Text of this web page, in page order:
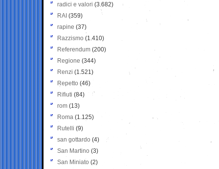
radici e valori (3.682)
RAI (359)
rapine (37)
Razzismo (1.410)
Referendum (200)
Regione (344)
Renzi (1.521)
Repetto (46)
Rifiuti (84)
rom (13)
Roma (1.125)
Rutelli (9)
san gottardo (4)
San Martino (3)
San Miniato (2)